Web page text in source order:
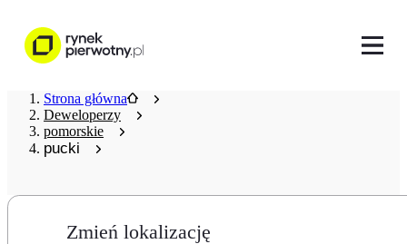
Strona główna
Deweloperzy
pomorskie
pucki
Zmień lokalizację